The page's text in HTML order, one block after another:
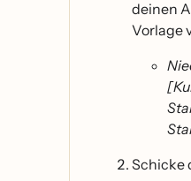
deinen
Vorlage
Schicke